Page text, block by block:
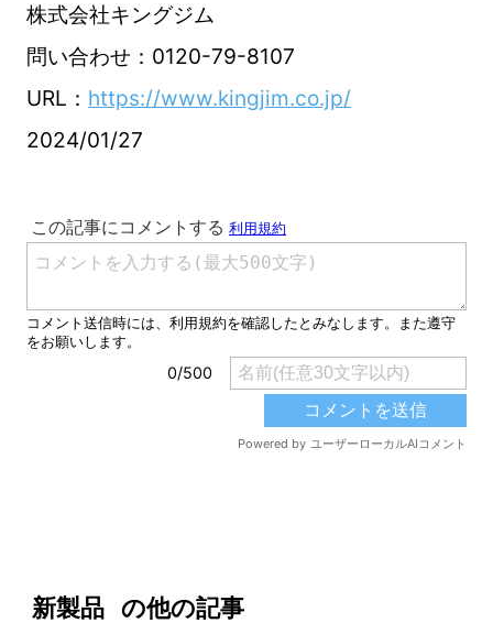
株式会社キングジム
問い合わせ：0120-79-8107
URL： https://www.kingjim.co.jp/
2024/01/27
新製品 の他の記事